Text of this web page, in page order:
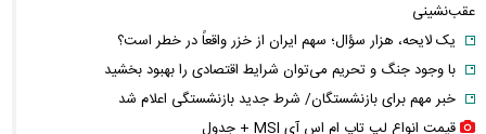
عقب‌نشینی
یک لایحه، هزار سؤال؛ سهم ایران از خزر واقعاً در خطر است؟
با وجود جنگ و تحریم می‌توان شرایط اقتصادی را بهبود بخشید
خبر مهم برای بازنشستگان/ شرط جدید بازنشستگی اعلام شد
قیمت انواع لپ تاپ ام اس آی MSI + جدول